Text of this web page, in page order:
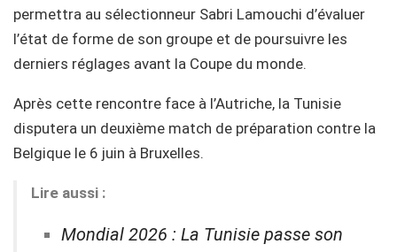
permettra au sélectionneur Sabri Lamouchi d’évaluer
l’état de forme de son groupe et de poursuivre les
derniers réglages avant la Coupe du monde.
Après cette rencontre face à l’Autriche, la Tunisie
disputera un deuxième match de préparation contre la
Belgique le 6 juin à Bruxelles.
Lire aussi :
Mondial 2026 : La Tunisie passe son